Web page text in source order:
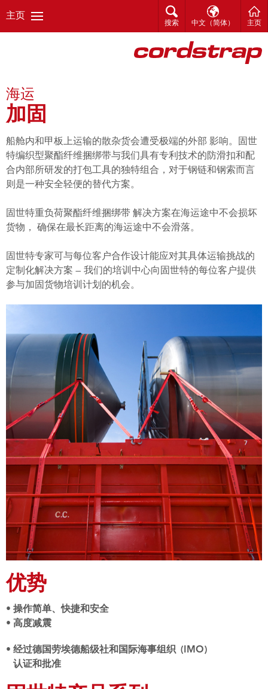
主页
搜索 中文（简体） 主页
海运
加固
船舱内和甲板上运输的散杂货会遭受极端的外部 影响。固世
特编织型聚酯纤维捆绑带与我们具有专利技术的防滑扣和配
合内部所研发的打包工具的独特组合，对于钢链和钢索而言
则是一种安全轻便的替代方案。
固世特重负荷聚酯纤维捆绑带 解决方案在海运途中不会损坏
货物， 确保在最长距离的海运途中不会滑落。
固世特专家可与每位客户合作设计能应对其具体运输挑战的
定制化解决方案 — 我们的培训中心向固世特的每位客户提供
参与加固货物培训计划的机会。
优势
• 操作简单、快捷和安全
• 高度减震
• 经过德国劳埃德船级社和国际海事组织 (IMO)
认证和批准